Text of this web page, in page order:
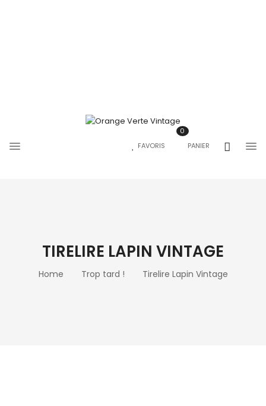
FAVORIS PANIER
0
TIRELIRE LAPIN VINTAGE
Home Trop tard ! Tirelire Lapin Vintage